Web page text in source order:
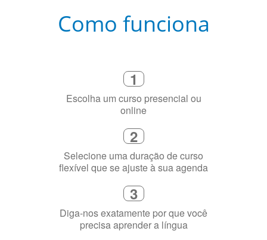
Como funciona
1
Escolha um curso presencial ou
online
2
Selecione uma duração de curso
flexível que se ajuste à sua agenda
3
Diga-nos exatamente por que você
precisa aprender a língua